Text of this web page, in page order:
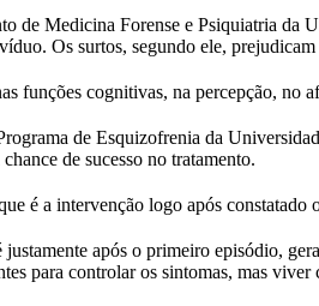
de Medicina Forense e Psiquiatria da
Os surtos, segundo ele,
funções cognitivas, na percepção, no
de Esquizofrenia da
de sucesso no tratamento.
é a intervenção logo após
após o primeiro episódio,
para controlar os sintomas, mas